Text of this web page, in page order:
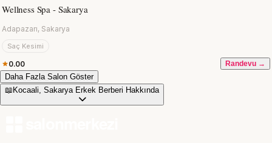
Wellness Spa - Sakarya
Adapazarı, Sakarya
Saç Kesimi
0.00 Randevu →
Daha Fazla Salon Göster
📖 Kocaali, Sakarya Erkek Berberi Hakkında